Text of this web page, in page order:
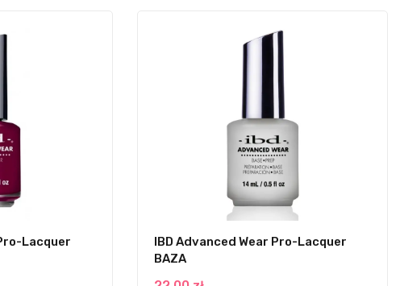
Lacquer
IBD Advanced Wear Pro-Lacquer
BAZA